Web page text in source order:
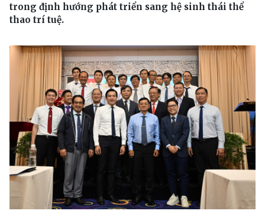
trong định hướng phát triển sang hệ sinh thái thể
thao trí tuệ.